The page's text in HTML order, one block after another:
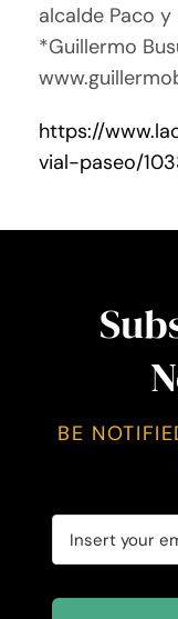
alcalde Paco
*Guillermo
https://
vial-paseo/
BE